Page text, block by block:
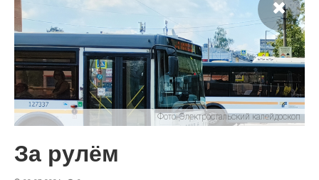
всех
Фото:Электростальский калейдоскоп
За рулём